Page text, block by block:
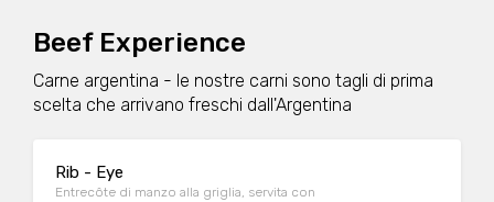
Beef Experience
Carne argentina - le nostre carni sono tagli di prima
scelta che arrivano freschi dall'Argentina
Rib - Eye
Entrecôte di manzo alla griglia, servita con